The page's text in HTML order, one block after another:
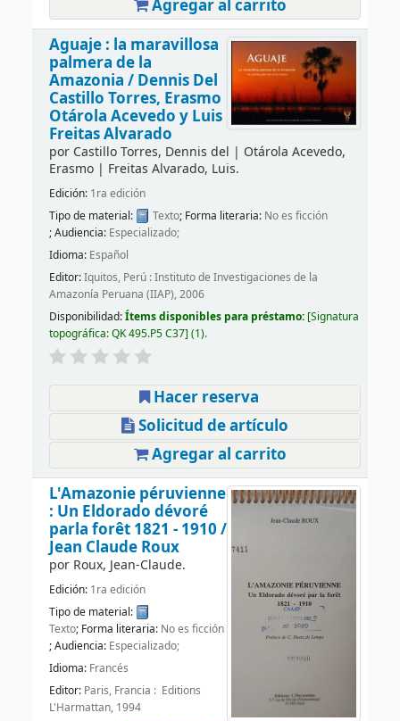
Agregar al carrito
Aguaje : la maravillosa
palmera de la
Amazonia / Dennis Del
Castillo Torres, Erasmo
Otárola Acevedo y Luis
Freitas Alvarado
por Castillo Torres, Dennis del | Otárola Acevedo,
Erasmo| Freitas Alvarado, Luis.
Edición: 1ra edición
Tipo de material:
Texto; Forma literaria: No es ficción
; Audiencia: Especializado;
Idioma: Español
Editor:Iquitos, Perú : Instituto de Investigaciones de la
Amazonía Peruana (IIAP), 2006
Disponibilidad:Ítems disponibles para préstamo: Signatura
topográfica:QK 495.P5 C37 (1).
Hacer reserva
Solicitud de artículo
Agregar al carrito
L'Amazonie péruvienne
: Un Eldorado dévoré
parla forêt 1821 - 1910 /
Jean Claude Roux
por Roux, Jean-Claude.
Edición: 1ra edición
Tipo de material:
Texto; Forma literaria: No es ficción
; Audiencia: Especializado;
Idioma: Francés
Editor: Paris, Francia : ‎ Editions
L'Harmattan, 1994